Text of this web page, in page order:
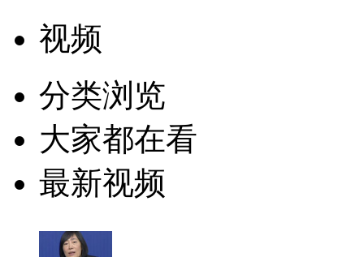
视频
分类浏览
大家都在看
最新视频